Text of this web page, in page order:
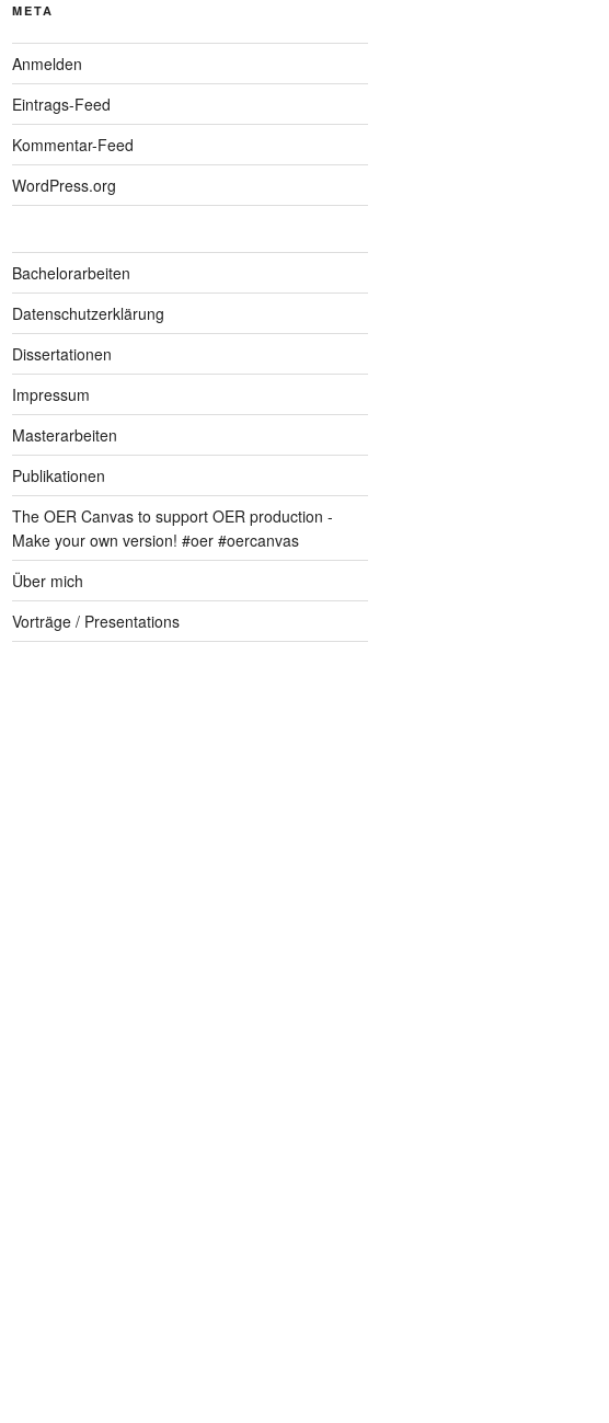
META
Anmelden
Eintrags-Feed
Kommentar-Feed
WordPress.org
Bachelorarbeiten
Datenschutzerklärung
Dissertationen
Impressum
Masterarbeiten
Publikationen
The OER Canvas to support OER production -
Make your own version! #oer #oercanvas
Über mich
Vorträge / Presentations